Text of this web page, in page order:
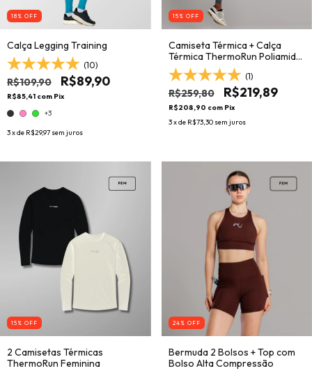
18 % OFF
Calça Legging Training
(10)
R$109,90 R$89,90
R$85,41 com Pix
+3
3x de R$29,97 sem juros
15 % OFF
Camiseta Térmica + Calça
Térmica ThermoRun Poliamida
Masculina
(1)
R$259,80 R$219,89
R$208,90 com Pix
3x de R$73,30 sem juros
15 % OFF
2 Camisetas Térmicas
ThermoRun Feminina
24 % OFF
Bermuda 2 Bolsos + Top com
Bolso Alta Compressão